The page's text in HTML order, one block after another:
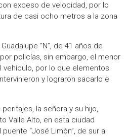
exceso de velocidad, por lo
de casi ocho metros a la zona
“N”, de 41 años de
policías, sin embargo, el menor
por lo que elementos
y lograron sacarlo e
la señora y su hijo,
Valle Alto, en esta ciudad
“José Limón”, de sur a